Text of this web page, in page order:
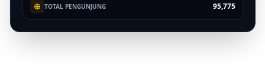
TOTAL PENGUNJUNG 95,775